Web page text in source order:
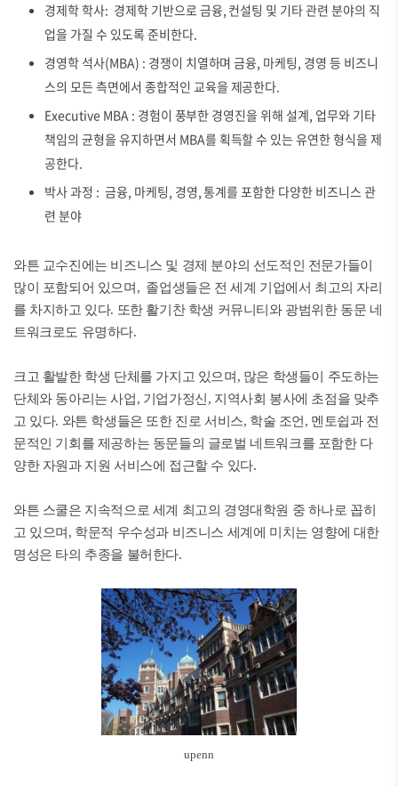
경제학 학사: 경제학 기반으로 금융, 컨설팅 및 기타 관련 분야의 직
업을 가질 수 있도록 준비한다.
경영학 석사(MBA) : 경쟁이 치열하며 금융, 마케팅, 경영 등 비즈니
스의 모든 측면에서 종합적인 교육을 제공한다.
Executive MBA : 경험이 풍부한 경영진을 위해 설계, 업무와 기타
책임의 균형을 유지하면서 MBA를 획득할 수 있는 유연한 형식을 제
공한다.
박사 과정 : 금융, 마케팅, 경영, 통계를 포함한 다양한 비즈니스 관
련 분야
와튼 교수진에는 비즈니스 및 경제 분야의 선도적인 전문가들이
많이 포함되어 있으며, 졸업생들은 전 세계 기업에서 최고의 자리
를 차지하고 있다. 또한 활기찬 학생 커뮤니티와 광범위한 동문 네
트워크로도 유명하다.
크고 활발한 학생 단체를 가지고 있으며, 많은 학생들이 주도하는
단체와 동아리는 사업, 기업가정신, 지역사회 봉사에 초점을 맞추
고 있다. 와튼 학생들은 또한 진로 서비스, 학술 조언, 멘토쉽과 전
문적인 기회를 제공하는 동문들의 글로벌 네트워크를 포함한 다
양한 자원과 지원 서비스에 접근할 수 있다.
와튼 스쿨은 지속적으로 세계 최고의 경영대학원 중 하나로 꼽히
고 있으며, 학문적 우수성과 비즈니스 세계에 미치는 영향에 대한
명성은 타의 추종을 불허한다.
upenn